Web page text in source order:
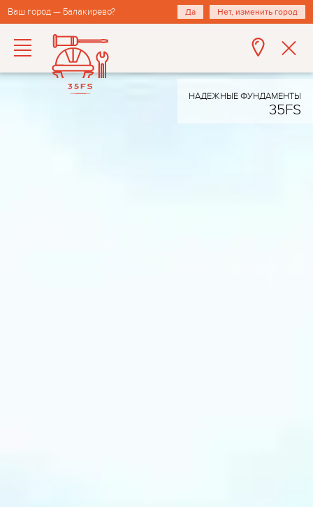
Ваш город — Балакирево? Да Нет, изменить город
НАДЕЖНЫЕ ФУНДАМЕНТЫ
35FS